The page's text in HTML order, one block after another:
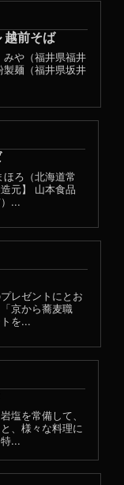
越前そば
みや（福井県福井
製麺（福井県坂井
ほろ（北海道常
元】 山本食品
...
レゼントにとお
京から蕎麦職
を...
塩を常備して、
、様々な料理に
...